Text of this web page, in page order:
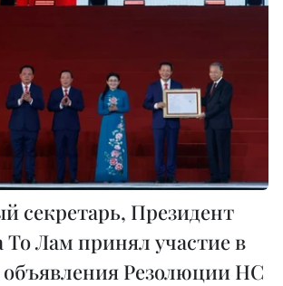
секретарь, Президент
То Лам принял участие в
Резолюции НС